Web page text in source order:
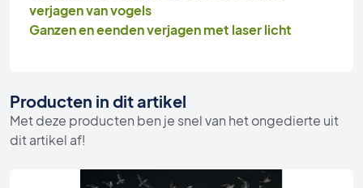
verjagen van vogels
Ganzen en eenden verjagen met laser licht
Producten in dit artikel
Met deze producten ben je snel van het ongedierte uit
dit artikel af!